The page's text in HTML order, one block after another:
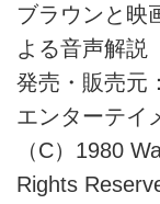
ブラウンと映
よる音声解説
発売・販売元
エンターテイ
（C）1980
Rights